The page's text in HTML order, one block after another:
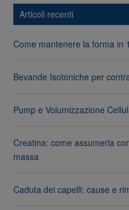
Articoli recenti
Come mantenere la forma in
Bevande Isotoniche per
Pump e Volumizzazione
Creatina: come assumerla
massa
Caduta dei capelli: cause e